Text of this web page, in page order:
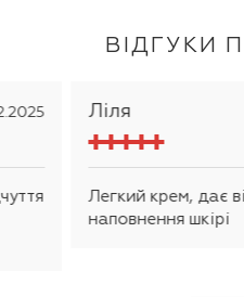
ВІДГУКИ
Ліля
Легкий крем, дає
наповнення шкірі